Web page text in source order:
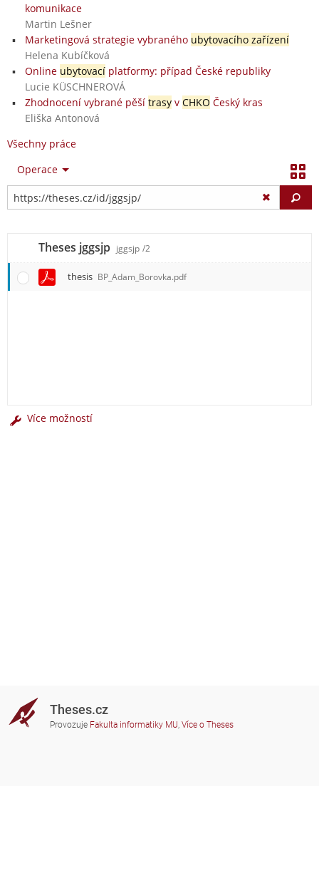
komunikace
Martin Lešner
Marketingová strategie vybraného ubytovacího zařízení
Helena Kubíčková
Online ubytovacíplatformy: případ České republiky
Lucie KÜSCHNEROVÁ
Zhodnocení vybrané pěší trasyv CHKO Český kras
Eliška Antonová
Všechny práce
Operace
Theses jggsjp jggsjp /2
thesis BP_Adam_Borovka.pdf
Více možností
Theses.cz
Provozuje Fakulta informatiky MU, Více o Theses